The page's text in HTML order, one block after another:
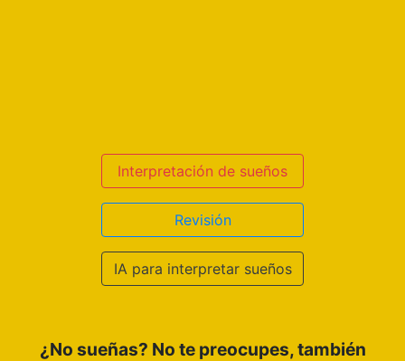
Interpretación de sueños
Revisión
IA para interpretar sueños
¿No sueñas? No te preocupes, también